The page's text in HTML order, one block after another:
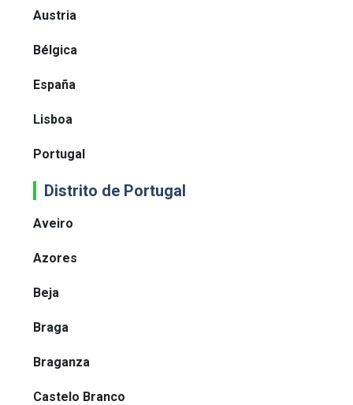
Austria
Bélgica
España
Lisboa
Portugal
Distrito de Portugal
Aveiro
Azores
Beja
Braga
Braganza
Castelo Branco